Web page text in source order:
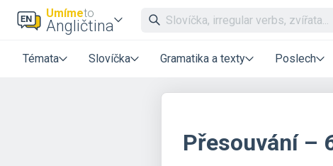
Umímeto
Angličtina
Témata Slovíčka Gramatika a texty Poslech
Přesouvání –